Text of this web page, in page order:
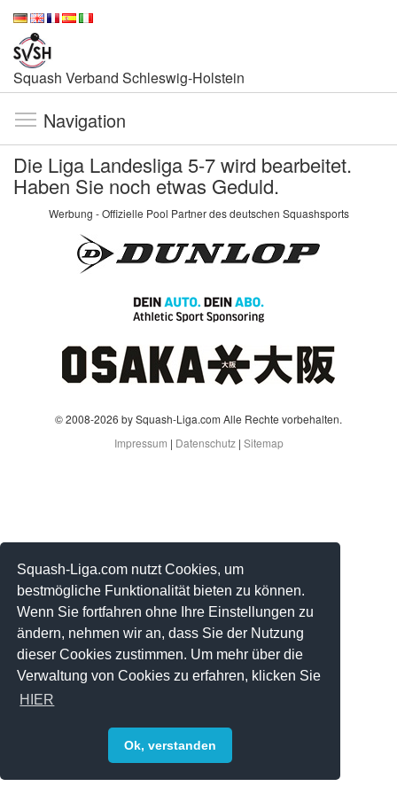
Squash-Liga.com nutzt Cookies, um
bestmögliche Funktionalität bieten zu können.
Wenn Sie fortfahren ohne Ihre Einstellungen zu
ändern, nehmen wir an, dass Sie der Nutzung
dieser Cookies zustimmen. Um mehr über die
Verwaltung von Cookies zu erfahren, klicken Sie
HIER
Ok, verstanden
Squash Verband Schleswig-Holstein
Navigation
Die Liga Landesliga 5-7 wird bearbeitet.
Haben Sie noch etwas Geduld.
Werbung - Offizielle Pool Partner des deutschen Squashsports
© 2008-2026 by Squash-Liga.com Alle Rechte vorbehalten.
Impressum | Datenschutz| Sitemap